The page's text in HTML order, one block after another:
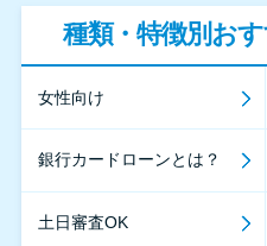
種類・特徴別お
女性向け
銀行カードローンとは？
土日審査OK